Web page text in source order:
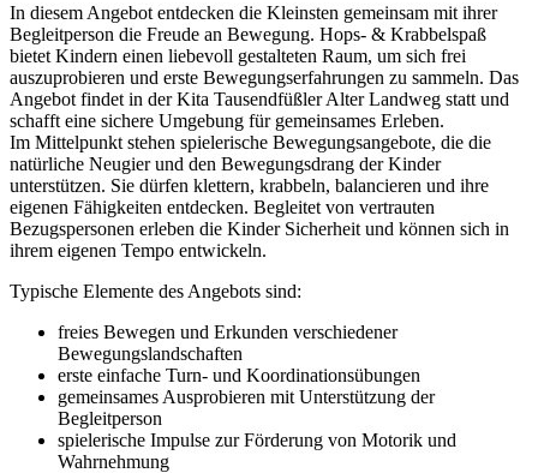
In diesem Angebot entdecken die Kleinsten gemeinsam mit ihrer
Begleitperson die Freude an Bewegung. Hops- & Krabbelspaß
bietet Kindern einen liebevoll gestalteten Raum, um sich frei
auszuprobieren und erste Bewegungserfahrungen zu sammeln. Das
Angebot findet in der Kita Tausendfüßler Alter Landweg statt und
schafft eine sichere Umgebung für gemeinsames Erleben.
Im Mittelpunkt stehen spielerische Bewegungsangebote, die die
natürliche Neugier und den Bewegungsdrang der Kinder
unterstützen. Sie dürfen klettern, krabbeln, balancieren und ihre
eigenen Fähigkeiten entdecken. Begleitet von vertrauten
Bezugspersonen erleben die Kinder Sicherheit und können sich in
ihrem eigenen Tempo entwickeln.
Typische Elemente des Angebots sind:
freies Bewegen und Erkunden verschiedener
Bewegungslandschaften
erste einfache Turn‑ und Koordinationsübungen
gemeinsames Ausprobieren mit Unterstützung der
Begleitperson
spielerische Impulse zur Förderung von Motorik und
Wahrnehmung